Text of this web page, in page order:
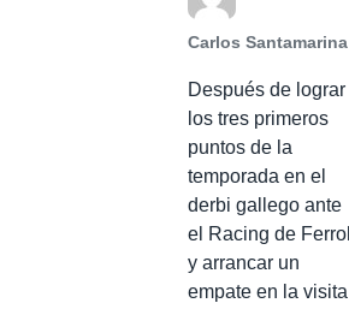
Carlos Santamarina
Después de lograr
los tres primeros
puntos de la
temporada en el
derbi gallego ante
el Racing de Ferrol
y arrancar un
empate en la visita